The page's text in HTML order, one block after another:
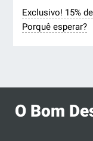
Exclusivo! 15%
Porquê esperar?
O Bom